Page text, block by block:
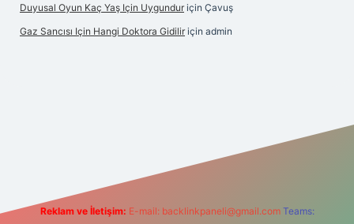
Duyusal Oyun Kaç Yaş Için Uygundur için Çavuş
Gaz Sancısı Için Hangi Doktora Gidilir için admin
Reklam ve İletişim: E-mail: backlinkpaneli@gmail.com Teams: